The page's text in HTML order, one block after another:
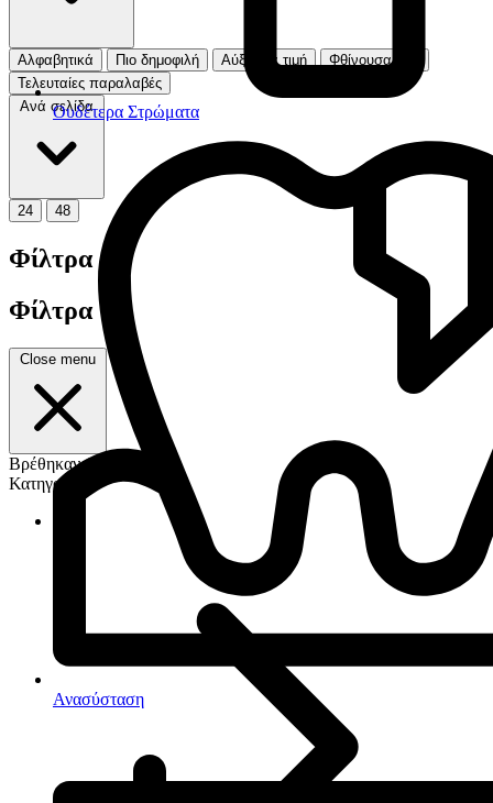
Ουδέτερα Στρώματα
Ανασύσταση
Αλφαβητικά Πιο δημοφιλή Αύξουσα τιμή
Φθίνουσα τιμή
Τελευταίες παραλαβές
Ανά σελίδα
24 48
Φίλτρα
Φίλτρα
Close menu
Βρέθηκαν 1 προϊόντα
Κατηγορία